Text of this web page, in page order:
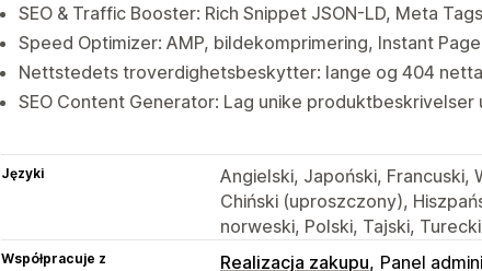
SEO & Traffic Booster: Rich Snippet JSON-LD, Meta
Speed Optimizer: AMP, bildekomprimering, Instant Page
Nettstedets troverdighetsbeskytter: lange og 404
SEO Content Generator: Lag unike
Języki
Angielski, Japoński, Francuski,
Chiński (uproszczony),
norweski, Polski, Tajski,
Współpracuje z Realizacja zakupu Panel